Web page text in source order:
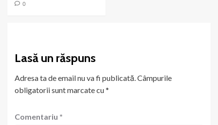
0
Lasă un răspuns
Adresa ta de email nu va fi publicată.Câmpurile
obligatorii sunt marcate cu*
Comentariu *